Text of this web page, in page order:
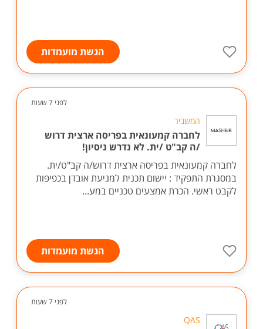
הגשת מועמדות
לפני 7 שעות
המשביר
לחברה קמעונאית בפריסה ארצית דרוש
/ה קב"ט /ית. לא נדרש ניסיון!
לחברה קמעונאית בפריסה ארצית דרוש/ה קב"ט/ית.
במסגרת התפקיד : יישום תכנית למניעת אובדן בכפיפות
לקבט ראשי. הכרת אמצעים טכניים במע...
הגשת מועמדות
לפני 7 שעות
QAS